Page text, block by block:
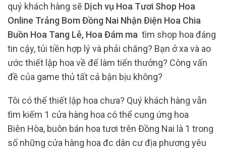
quý khách hàng sẽ Dịch vụ Hoa Tươi Shop Hoa
Online Trảng Bom Đồng Nai Nhận Điện Hoa Chia
Buồn Hoa Tang Lễ, Hoa Đám ma tìm shop hoa đáng
tin cậy, túi tiền hợp lý và phải chăng? Bạn ở xa và ao
ước thiết lập hoa về để làm tiến thưởng? Công vấn
đề của game thủ tất cả bận bịu không?
Tôi có thể thiết lập hoa chưa? Quý khách hàng vẫn
tìm kiếm 1 cửa hàng hoa có thể cung ứng hoa
Biên Hòa, buôn bán hoa tươi trên Đồng Nai là 1 trong
số những cửa hàng hoa đc dân cư địa phương yêu